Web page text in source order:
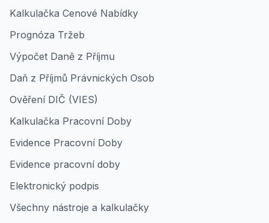
Kalkulačka Cenové Nabídky
Prognóza Tržeb
Výpočet Daně z Příjmu
Daň z Příjmů Právnických Osob
Ověření DIČ (VIES)
Kalkulačka Pracovní Doby
Evidence Pracovní Doby
Evidence pracovní doby
Elektronický podpis
Všechny nástroje a kalkulačky